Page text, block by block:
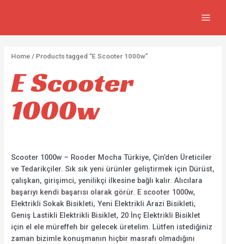
r
u
c
t
0
o
d
s
r
u
c
t
r
u
c
t
Home / Products tagged “E Scooter 1000w”
E Scooter
1000w
Scooter 1000w – Rooder Mocha Türkiye, Çin’den Üreticiler
ve Tedarikçiler. Sık sık yeni ürünler geliştirmek için Dürüst,
çalışkan, girişimci, yenilikçi ilkesine bağlı kalır. Alıcılara
başarıyı kendi başarısı olarak görür. E scooter 1000w,
Elektrikli Sokak Bisikleti, Yeni Elektrikli Arazi Bisikleti,
Geniş Lastikli Elektrikli Bisiklet, 20 İnç Elektrikli Bisiklet
için el ele müreffeh bir gelecek üretelim. Lütfen istediğiniz
zaman bizimle konuşmanın hiçbir masrafı olmadığını